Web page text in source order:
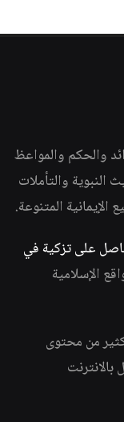
والحكم والمواعظ
النبوية والتأملات
الإيمانية المتنوعة.
على تزكية في
الإسلامية
من محتوى